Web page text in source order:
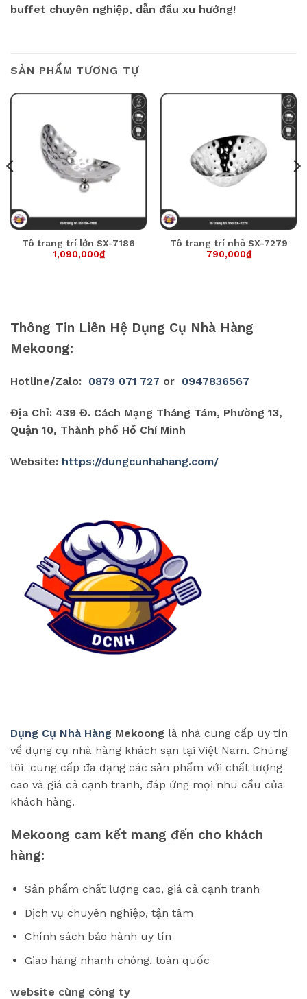
buffet chuyên nghiệp, dẫn đầu xu hướng!
SẢN PHẨM TƯƠNG TỰ
Tô trang trí lớn SX-7186
1,090,000₫
Tô trang trí nhỏ SX-7279
790,000₫
Thông Tin Liên Hệ Dụng Cụ Nhà Hàng
Mekoong:
Hotline/Zalo: 0879 071 727 or 0947836567
Địa Chỉ: 439 Đ. Cách Mạng Tháng Tám, Phường 13,
Quận 10, Thành phố Hồ Chí Minh
Website: https://dungcunhahang.com/
Dụng Cụ Nhà Hàng Mekoong là nhà cung cấp uy tín
về dụng cụ nhà hàng khách sạn tại Việt Nam. Chúng
tôi cung cấp đa dạng các sản phẩm với chất lượng
cao và giá cả cạnh tranh, đáp ứng mọi nhu cầu của
khách hàng.
Mekoong cam kết mang đến cho khách
hàng:
Sản phẩm chất lượng cao, giá cả cạnh tranh
Dịch vụ chuyên nghiệp, tận tâm
Chính sách bảo hành uy tín
Giao hàng nhanh chóng, toàn quốc
website cùng công ty